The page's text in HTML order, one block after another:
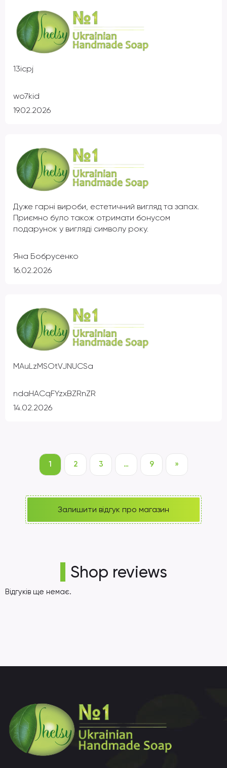
13icpj
wo7kid
19.02.2026
Дуже гарні вироби, естетичний вигляд та запах.
Приємно було також отримати бонусом
подарунок у вигляді символу року.
Яна Бобрусенко
16.02.2026
MAuLzMSOtVJNUCSa
ndaHACqFYzxBZRnZR
14.02.2026
1 2 3 … 9 »
Залишити відгук про магазин
Shop reviews
Відгуків ще немає.